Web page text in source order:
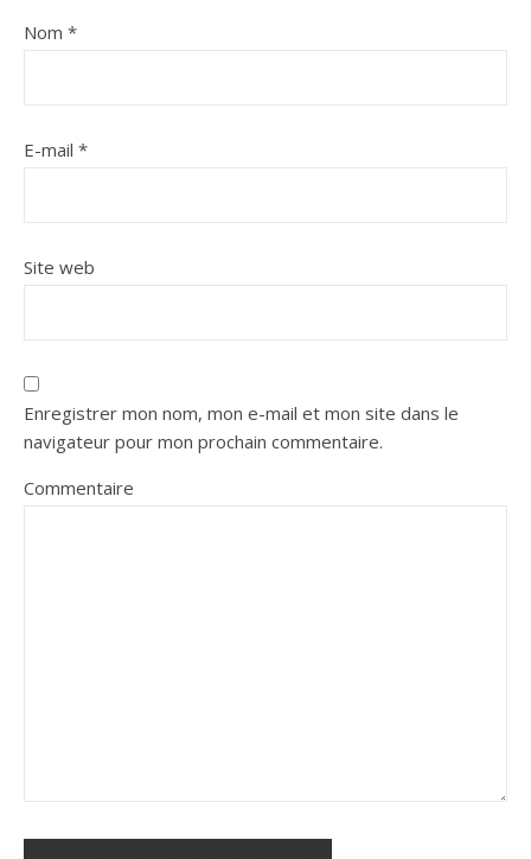
Nom *
E-mail *
Site web
Enregistrer mon nom, mon e-mail et mon site dans le
navigateur pour mon prochain commentaire.
Commentaire